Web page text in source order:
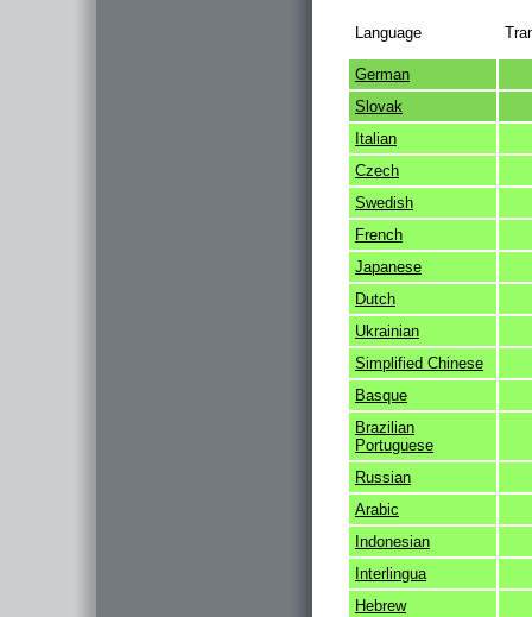
Language
German
Slovak
Italian
Czech
Swedish
French
Japanese
Dutch
Ukrainian
Simplified Chinese
Basque
Brazilian
Portuguese
Russian
Arabic
Indonesian
Interlingua
Hebrew